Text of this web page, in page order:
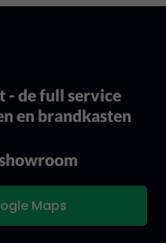
- de full service
en brandkasten
Maps